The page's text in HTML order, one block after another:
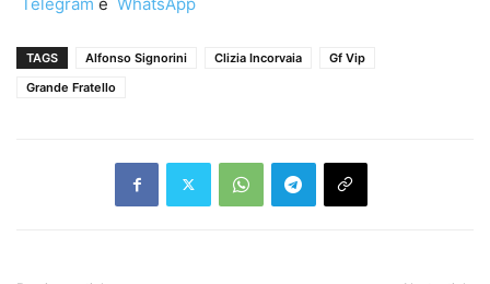
TAGS Alfonso Signorini Clizia Incorvaia
Gf Vip
Grande Fratello